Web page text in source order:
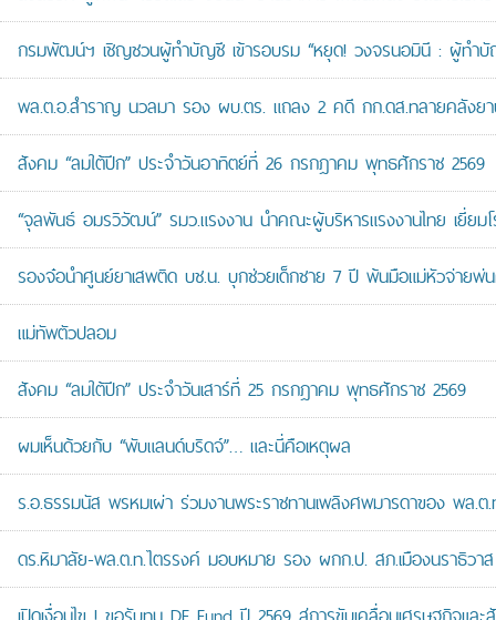
กรมพัฒน์ฯ เชิญชวนผู้ทำบัญชี เข้ารอบรม “หยุด! วงจรนอมินี : ผู้ทำ
พล.ต.อ.สำราญ นวลมา รอง ผบ.ตร. แถลง 2 คดี กก.ดส.ทลายคลังย
สังคม “ลมใต้ปีก” ประจำวันอาทิตย์ที่ 26 กรกฎาคม พุทธศักราช 2569
“จุลพันธ์ อมรวิวัฒน์” รมว.แรงงาน นำคณะผู้บริหารแรงงานไทย เยี่ยม
รองจ๋อนำศูนย์ยาเสพติด บช.น. บุกช่วยเด็กชาย 7 ปี พ้นมือแม่หัวจ่ายพ่น
แม่ทัพตัวปลอม
สังคม “ลมใต้ปีก” ประจำวันเสาร์ที่ 25 กรกฎาคม พุทธศักราช 2569
ผมเห็นด้วยกับ “พับแลนด์บริดจ์”… และนี่คือเหตุผล
ร.อ.ธรรมนัส พรหมเผ่า ร่วมงานพระราชทานเพลิงศพมารดาของ พล.
ดร.หิมาลัย-พล.ต.ท.ไตรรงค์ มอบหมาย รอง ผกก.ป. สภ.เมืองนราธิว